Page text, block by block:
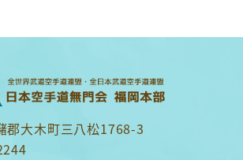
郡大木町三八松1768-3